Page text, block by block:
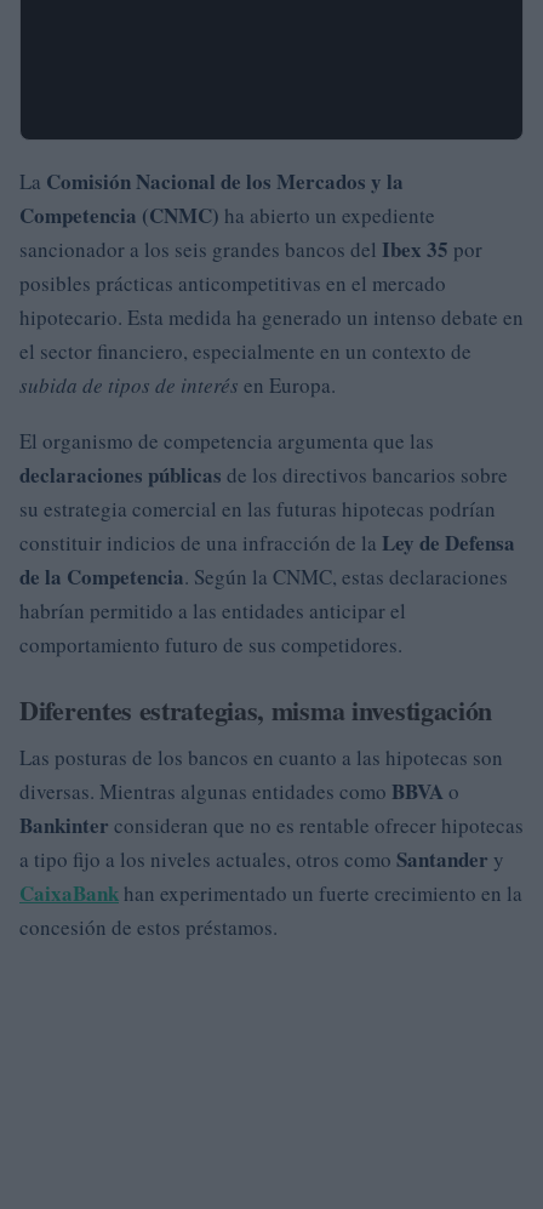
La Comisión Nacional de los Mercados y la
Competencia (CNMC) ha abierto un expediente
sancionador a los seis grandes bancos del Ibex 35 por
posibles prácticas anticompetitivas en el mercado
hipotecario. Esta medida ha generado un intenso debate en
el sector financiero, especialmente en un contexto de
subida de tipos de interés en Europa.
El organismo de competencia argumenta que las
declaraciones públicas de los directivos bancarios sobre
su estrategia comercial en las futuras hipotecas podrían
constituir indicios de una infracción de la Ley de Defensa
de la Competencia. Según la CNMC, estas declaraciones
habrían permitido a las entidades anticipar el
comportamiento futuro de sus competidores.
Diferentes estrategias, misma investigación
Las posturas de los bancos en cuanto a las hipotecas son
diversas. Mientras algunas entidades como BBVA o
Bankinter consideran que no es rentable ofrecer hipotecas
a tipo fijo a los niveles actuales, otros como Santander y
CaixaBank han experimentado un fuerte crecimiento en la
concesión de estos préstamos.